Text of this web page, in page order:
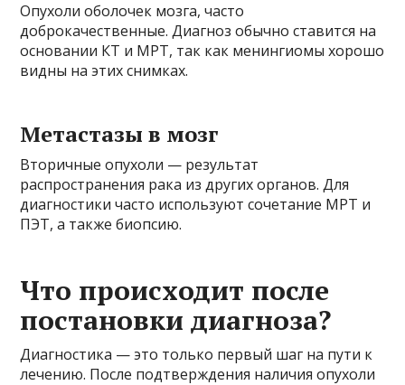
Опухоли оболочек мозга, часто
доброкачественные. Диагноз обычно ставится на
основании КТ и МРТ, так как менингиомы хорошо
видны на этих снимках.
Метастазы в мозг
Вторичные опухоли — результат
распространения рака из других органов. Для
диагностики часто используют сочетание МРТ и
ПЭТ, а также биопсию.
Что происходит после
постановки диагноза?
Диагностика — это только первый шаг на пути к
лечению. После подтверждения наличия опухоли